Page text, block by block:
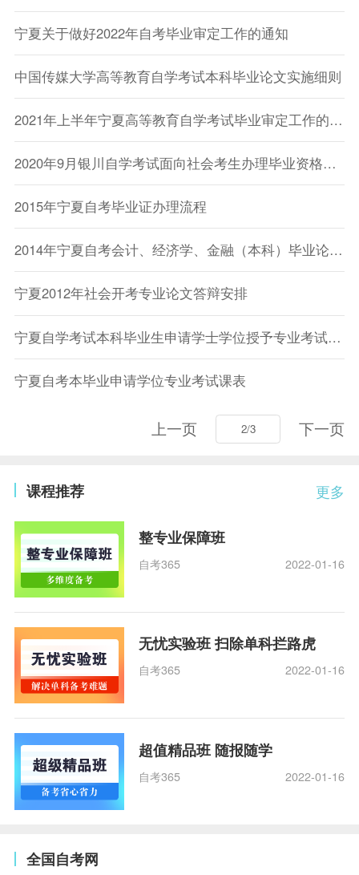
宁夏关于做好2022年自考毕业审定工作的通知
中国传媒大学高等教育自学考试本科毕业论文实施细则
2021年上半年宁夏高等教育自学考试毕业审定工作的通知
2020年9月银川自学考试面向社会考生办理毕业资格审核的通知
2015年宁夏自考毕业证办理流程
2014年宁夏自考会计、经济学、金融（本科）毕业论文撰写、答辩安排
宁夏2012年社会开考专业论文答辩安排
宁夏自学考试本科毕业生申请学士学位授予专业考试课程表
宁夏自考本毕业申请学位专业考试课表
上一页 下一页
更多
课程推荐
整专业保障班
自考365 2022-01-16
无忧实验班 扫除单科拦路虎
自考365 2022-01-16
超值精品班 随报随学
自考365 2022-01-16
全国自考网